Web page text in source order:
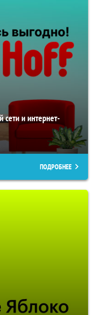
и интернет-
ПОДРОБНЕЕ